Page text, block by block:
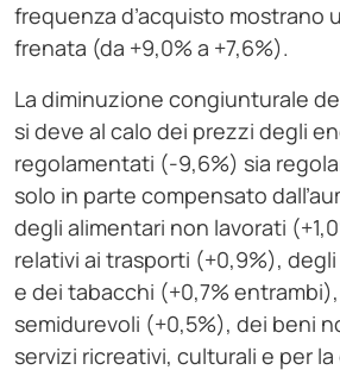
frequenza d’acquisto mostrano
frenata (da +9,0% a +7,6%).
La diminuzione congiunturale
si deve al calo dei prezzi degli
regolamentati (-9,6%) sia
solo in parte compensato
degli alimentari non lavorati
relativi ai trasporti (+0,9%),
e dei tabacchi (+0,7%
semidurevoli (+0,5%), dei beni
servizi ricreativi, culturali e per la